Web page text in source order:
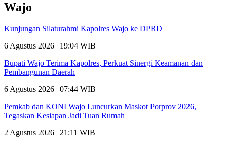
Wajo
Kunjungan Silaturahmi Kapolres Wajo ke DPRD
6 Agustus 2026 | 19:04 WIB
Bupati Wajo Terima Kapolres, Perkuat Sinergi Keamanan dan
Pembangunan Daerah
6 Agustus 2026 | 07:44 WIB
Pemkab dan KONI Wajo Luncurkan Maskot Porprov 2026,
Tegaskan Kesiapan Jadi Tuan Rumah
2 Agustus 2026 | 21:11 WIB